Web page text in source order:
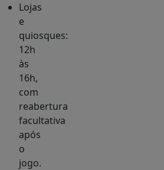
Lojas
e
quiosques:
12h
às
16h,
com
reabertura
facultativa
após
o
jogo.